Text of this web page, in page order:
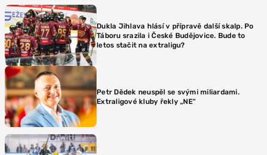
Dukla Jihlava hlásí v přípravě další skalp. Po
Táboru srazila i České Budějovice. Bude to
letos stačit na extraligu?
Petr Dědek neuspěl se svými miliardami.
Extraligové kluby řekly „NE“